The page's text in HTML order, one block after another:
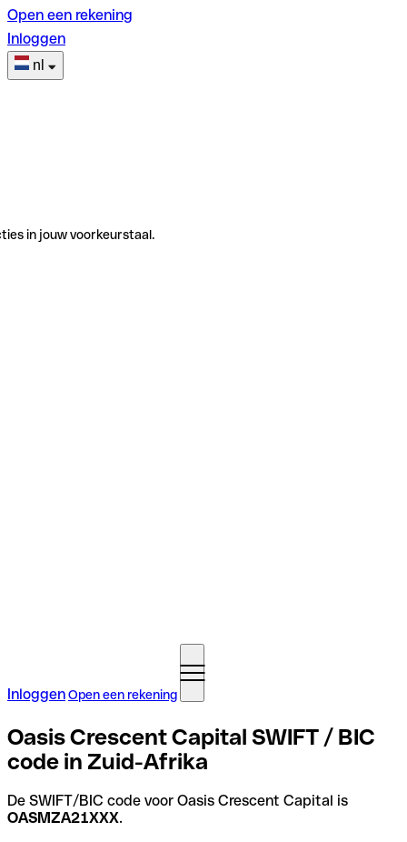
Open een rekening
Inloggen
nl
in jouw voorkeurstaal.
InloggenOpen een rekening
Oasis Crescent Capital SWIFT / BIC
code in Zuid-Afrika
De SWIFT/BIC code voor Oasis Crescent Capital is
OASMZA21XXX.